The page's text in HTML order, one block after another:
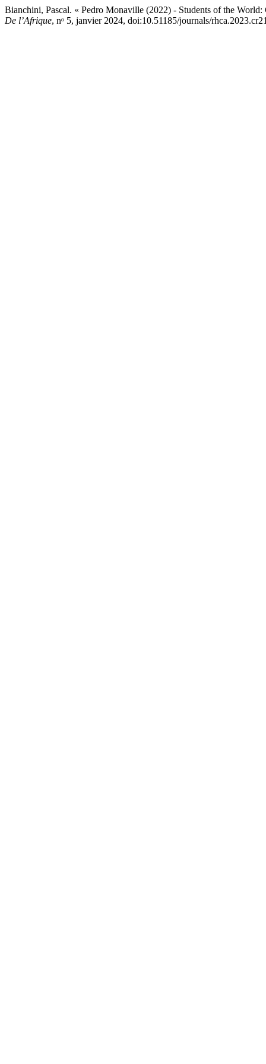
Bianchini, Pascal. « Pedro Monaville (2022) - Students of the
De l’Afrique, nᵒ 5, janvier 2024, doi:10.51185/journals/